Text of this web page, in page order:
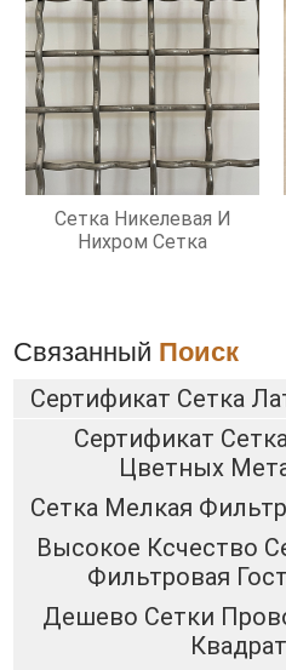
Сетка Никелевая И
Нихром Сетка
Связанный Поиск
Сертификат Сетка
Сертификат
Цветных
Сетка Мелкая Фильтр
Высокое Ксчество
Фильтровая
Дешево Сетки